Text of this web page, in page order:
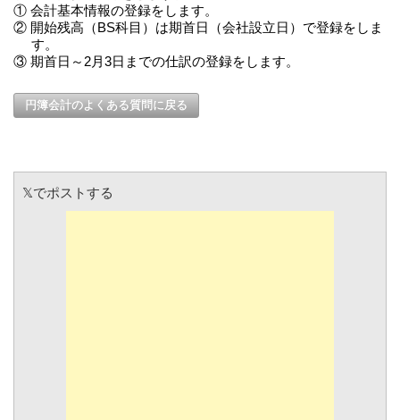
① 会計基本情報の登録をします。
② 開始残高（BS科目）は期首日（会社設立日）で登録をしま
す。
③ 期首日～2月3日までの仕訳の登録をします。
円簿会計のよくある質問に戻る
𝕏でポストする